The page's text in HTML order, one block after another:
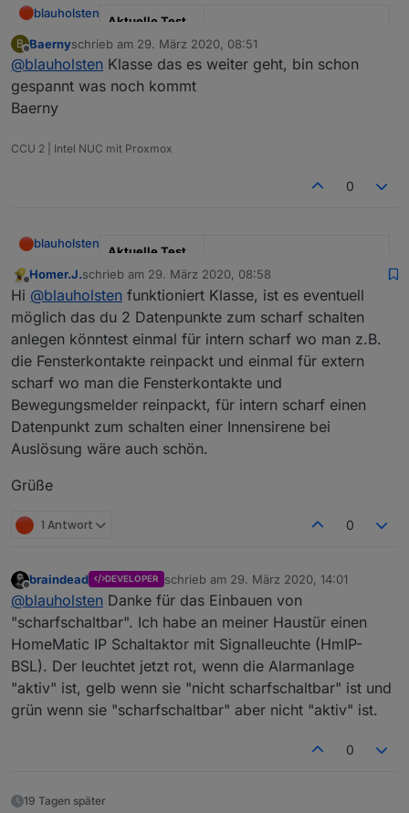
blauholsten
Aktuelle Test
Version
3.6.x
Veröffentlichun
gsdatum
22.12.2022
Hier Adapter Beschreibung, Changelog etc.
B
Offline
Baernyschrieb am 29. März 2020, 08:51
zuletzt editiert von
@blauholsten Klasse das es weiter geht, bin schon
gespannt was noch kommt
Baerny
CCU 2 | Intel NUC mit Proxmox
0
blauholsten
Aktuelle Test
Version
3.6.x
Veröffentlichun
gsdatum
22.12.2022
ioBroker.alarm
Hier Adapter Beschreibung, Changelog etc.
Offline
Homer.J.schrieb am 29. März 2020, 08:58
zuletzt editiert von
Hi @blauholsten funktioniert Klasse, ist es eventuell
möglich das du 2 Datenpunkte zum scharf schalten
anlegen könntest einmal für intern scharf wo man z.B.
die Fensterkontakte reinpackt und einmal für extern
scharf wo man die Fensterkontakte und
Bewegungsmelder reinpackt, für intern scharf einen
Datenpunkt zum schalten einer Innensirene bei
Auslösung wäre auch schön.
Grüße
1 Antwort 0
Offline
braindead DEVELOPER schrieb am 29. März 2020, 14:01
zuletzt editiert von
@blauholsten Danke für das Einbauen von
"scharfschaltbar". Ich habe an meiner Haustür einen
HomeMatic IP Schaltaktor mit Signalleuchte (HmIP-
BSL). Der leuchtet jetzt rot, wenn die Alarmanlage
"aktiv" ist, gelb wenn sie "nicht scharfschaltbar" ist und
grün wenn sie "scharfschaltbar" aber nicht "aktiv" ist.
0
19 Tagen später